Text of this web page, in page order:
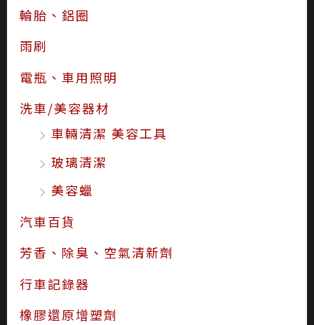
輪胎、鋁圈
雨刷
電瓶、車用照明
洗車/美容器材
車輛清潔 美容工具
玻璃清潔
美容蠟
汽車百貨
芳香、除臭、空氣清新劑
行車記錄器
橡膠還原增塑劑